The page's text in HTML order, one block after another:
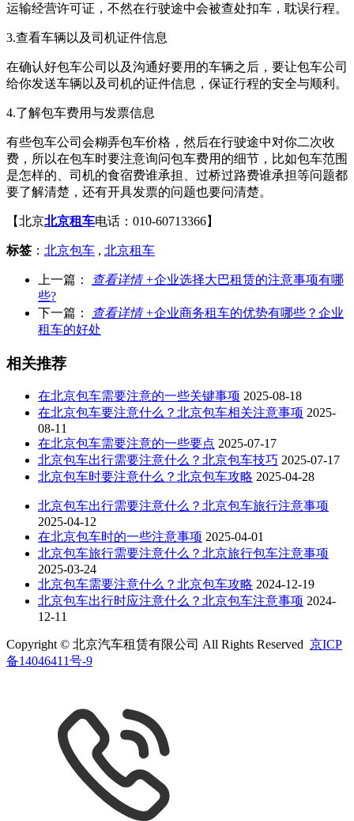
运输经营许可证，不然在行驶途中会被查处扣车，耽误行程。
3.查看车辆以及司机证件信息
在确认好包车公司以及沟通好要用的车辆之后，要让包车公司
给你发送车辆以及司机的证件信息，保证行程的安全与顺利。
4.了解包车费用与发票信息
有些包车公司会糊弄包车价格，然后在行驶途中对你二次收
费，所以在包车时要注意询问包车费用的细节，比如包车范围
是怎样的、司机的食宿费谁承担、过桥过路费谁承担等问题都
要了解清楚，还有开具发票的问题也要问清楚。
【北京北京租车电话：010-60713366】
标签 ： 北京包车 , 北京租车
上一篇： 查看详情 +企业选择大巴租赁的注意事项有哪
些?
下一篇：
查看详情 +企业商务租车的优势有哪些？企业
租车的好处
相关推荐
在北京包车需要注意的一些关键事项 2025-08-18
在北京包车要注意什么？北京包车相关注意事项 2025-
08-11
在北京包车需要注意的一些要点 2025-07-17
北京包车出行需要注意什么？北京包车技巧 2025-07-17
北京包车时要注意什么？北京包车攻略 2025-04-28
北京包车出行需要注意什么？北京包车旅行注意事项
2025-04-12
在北京包车时的一些注意事项 2025-04-01
北京包车旅行需要注意什么？北京旅行包车注意事项
2025-03-24
北京包车需要注意什么？北京包车攻略 2024-12-19
北京包车出行时应注意什么？北京包车注意事项 2024-
12-11
Copyright © 北京汽车租赁有限公司 All Rights Reserved 京ICP
备14046411号-9